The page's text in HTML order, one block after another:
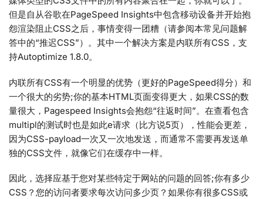
但是自从谷歌在PageSpeed Insights中包含移动设备并开始抱
怨渲染阻止CSS之后，事情变得一团糟（请参阅本常见问题解
答中的“推迟CSS”）。其中一个解决方案是内联所有CSS，支
持Autoptimize 1.8.0。
内联所有CSS有一个明显的优势（更好的PageSpeed得分）和
一个很大的劣势;你的基本HTML页面变得更大，如果CSS的数
量很大，Pagespeed Insights会抱怨“往返时间”。在查看包含
multipl的测试时也是如此e请求（比方说5页），性能会更差，
因为CSS-payload一次又一次地发送，而通常不需要再发送单
独的CSS文件，就像它们在缓存中一样。
因此，选择应基于您对某些特定于网站的问题的回答;你有多少
CSS？您的访问者要求每次访问多少页？如果你有很多CSS或